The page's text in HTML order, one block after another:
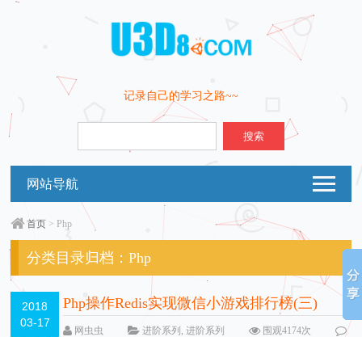
记录自己的学习之路~~
搜索
网站导航
首页 > Php
分类目录归档：Php
2018
03-17
Php操作Redis实现微信小游戏排行榜(三)
网虫虫 进阶系列 ,进阶系列
围观4174次